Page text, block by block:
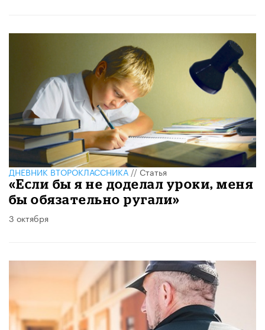
ДНЕВНИК ВТОРОКЛАССНИКА//Статья
«Если бы я не доделал уроки, меня
бы обязательно ругали»
3 октября